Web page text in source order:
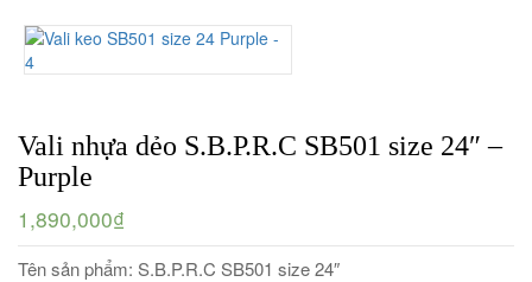
Vali nhựa dẻo S.B.P.R.C SB501 size 24″ –
Purple
1,890,000₫
Tên sản phẩm: S.B.P.R.C SB501 size 24″